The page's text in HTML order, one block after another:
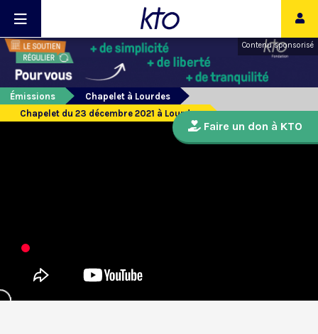
Contenu sponsorisé
Émissions
Chapelet à Lourdes
Chapelet du 23 décembre 2021 à Lourdes
Faire un don à KTO